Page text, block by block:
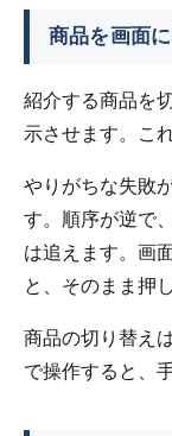
商品を画面
紹介する商品を
示させます。こ
やりがちな失敗
す。順序が逆で
は追えます。画
と、そのまま押
商品の切り替え
で操作すると、